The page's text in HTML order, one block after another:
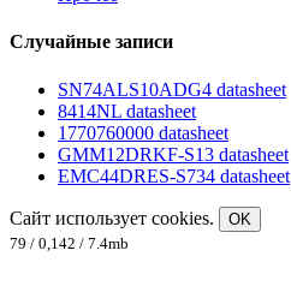
Случайные записи
SN74ALS10ADG4 datasheet
8414NL datasheet
1770760000 datasheet
GMM12DRKF-S13 datasheet
EMC44DRES-S734 datasheet
Сайт использует cookies.
OK
79 / 0,142 / 7.4mb